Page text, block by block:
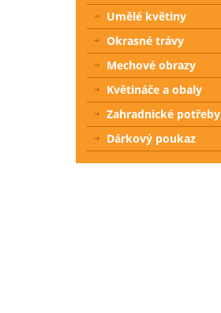
Umělé květiny
Okrasné trávy
Mechové obrazy
Květináče a obaly
Zahradnické potřeby
Dárkový poukaz